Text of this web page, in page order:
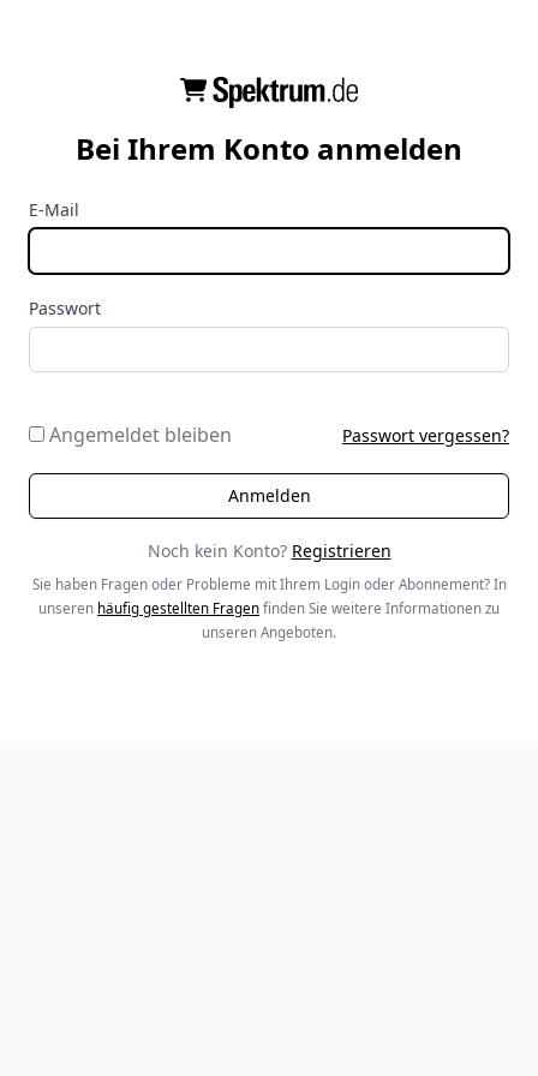
Bei Ihrem Konto anmelden
E-Mail
Passwort
Angemeldet bleiben Passwort vergessen?
Noch kein Konto? Registrieren
Sie haben Fragen oder Probleme mit Ihrem Login oder Abonnement? In
unseren häufig gestellten Fragen finden Sie weitere Informationen zu
unseren Angeboten.